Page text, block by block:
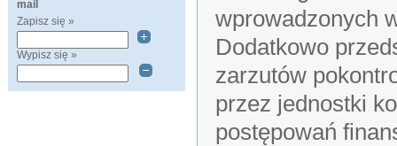
mail
Zapisz się »
Wypisz się »
wprowadzonych
Dodatkowo
zarzutów
przez jednostki
postępowań